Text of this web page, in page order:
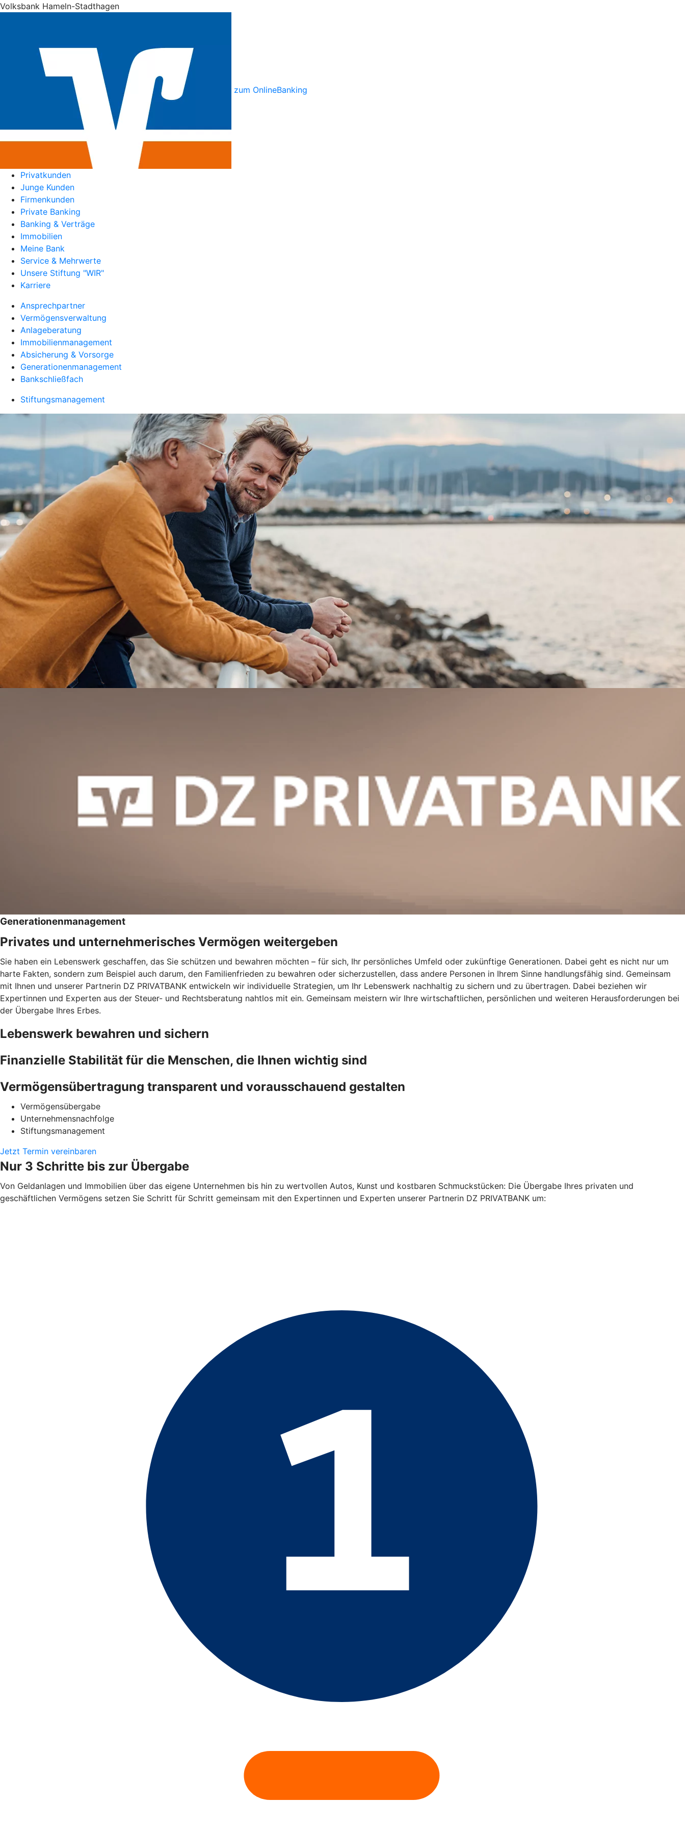
Volksbank Hameln-Stadthagen
zum OnlineBanking
Privatkunden
Junge Kunden
Firmenkunden
Private Banking
Banking & Verträge
Immobilien
Meine Bank
Service & Mehrwerte
Unsere Stiftung "WIR"
Karriere
Ansprechpartner
Vermögensverwaltung
Anlageberatung
Immobilienmanagement
Absicherung & Vorsorge
Generationenmanagement
Bankschließfach
Stiftungsmanagement
Generationenmanagement
Privates und unternehmerisches Vermögen weitergeben
Sie haben ein Lebenswerk geschaffen, das Sie schützen und bewahren möchten – für sich, Ihr persönliches Umfeld oder zukünftige Generationen. Dabei geht es nicht nur um
harte Fakten, sondern zum Beispiel auch darum, den Familienfrieden zu bewahren oder sicherzustellen, dass andere Personen in Ihrem Sinne handlungsfähig sind. Gemeinsam
mit Ihnen und unserer Partnerin DZ PRIVATBANK entwickeln wir individuelle Strategien, um Ihr Lebenswerk nachhaltig zu sichern und zu übertragen. Dabei beziehen wir
Expertinnen und Experten aus der Steuer- und Rechtsberatung nahtlos mit ein. Gemeinsam meistern wir Ihre wirtschaftlichen, persönlichen und weiteren Herausforderungen bei
der Übergabe Ihres Erbes.
Lebenswerk bewahren und sichern
Finanzielle Stabilität für die Menschen, die Ihnen wichtig sind
Vermögensübertragung transparent und vorausschauend gestalten
Vermögensübergabe
Unternehmensnachfolge
Stiftungsmanagement
Jetzt Termin vereinbaren
Nur 3 Schritte bis zur Übergabe
Von Geldanlagen und Immobilien über das eigene Unternehmen bis hin zu wertvollen Autos, Kunst und kostbaren Schmuckstücken: Die Übergabe Ihres privaten und
geschäftlichen Vermögens setzen Sie Schritt für Schritt gemeinsam mit den Expertinnen und Experten unserer Partnerin DZ PRIVATBANK um: